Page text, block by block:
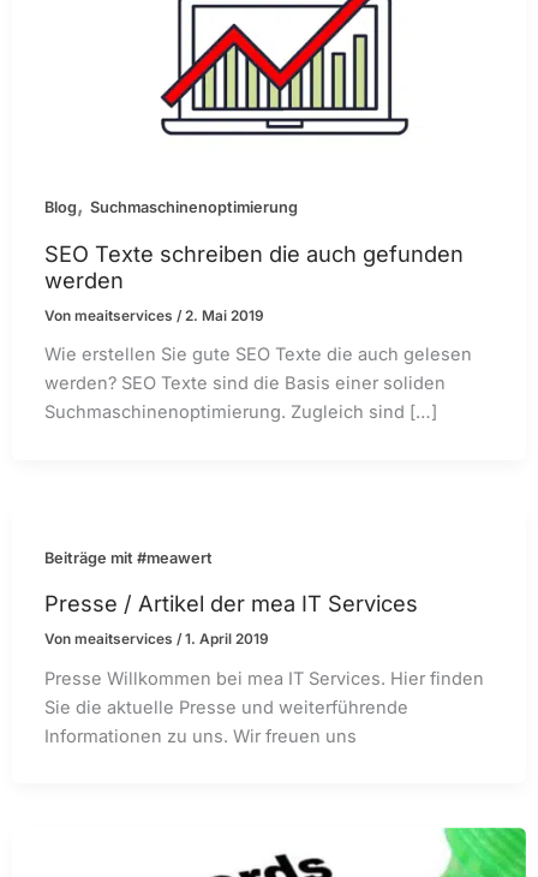
Blog,Suchmaschinenoptimierung
SEO Texte schreiben die auch gefunden
werden
Vonmeaitservices /2. Mai 2019
Wie erstellen Sie gute SEO Texte die auch gelesen
werden? SEO Texte sind die Basis einer soliden
Suchmaschinenoptimierung. Zugleich sind […]
Beiträge mit #meawert
Presse / Artikel der mea IT Services
Vonmeaitservices/1. April 2019
Presse Willkommen bei mea IT Services. Hier finden
Sie die aktuelle Presse und weiterführende
Informationen zu uns. Wir freuen uns